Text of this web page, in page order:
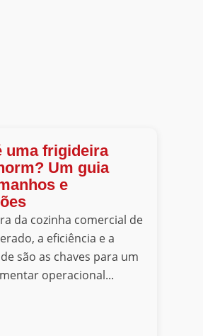
uma frigideira
Um guia
e
da cozinha comercial de
a eficiência e a
são as chaves para um
operacional...